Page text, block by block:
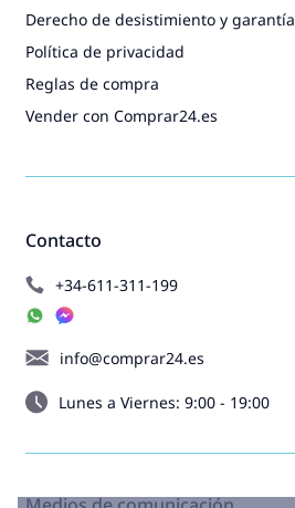
Contacto
+34-611-311-199
info@comprar24.es
Lunes a Viernes: 9:00 - 19:00
Derecho de desistimiento y garantía
Política de privacidad
Reglas de compra
Vender con Comprar24.es